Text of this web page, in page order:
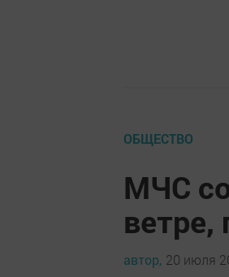
ОБЩЕСТВО
МЧС
ветре,
автор, 20 июля